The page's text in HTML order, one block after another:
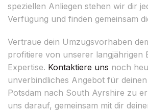
speziellen Anliegen stehen wir dir
Verfügung und finden gemeinsam
Vertraue dein Umzugsvorhaben
profitiere von unserer langjährigen
Expertise. Kontaktiere uns noch
unverbindliches Angebot für
Potsdam nach South Ayrshire zu
uns darauf, gemeinsam mit dir